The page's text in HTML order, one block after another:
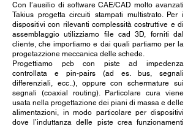
Con l’ausilio di software CAE/CAD molto avanzati
Takius progetta circuiti stampati multistrato. Per i
dispositivi con rilevanti complessità costruttive e di
assemblaggio utilizziamo file cad 3D, forniti dal
cliente, che importiamo e dai quali partiamo per la
progetazzione meccanica delle schede.
Progettiamo pcb con piste ad impedenza
controllata e pin-pairs (ad es. bus, segnali
differenziali, ecc..), oppure con schermature sui
segnali (coaxial routing). Particolare cura viene
usata nella progettazione dei piani di massa e delle
alimentazioni, in modo particolare per dispositivi
dove l’induttanza delle piste crea funzionamenti